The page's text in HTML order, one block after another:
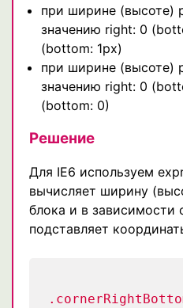
при ширине (высоте)
значению right: 0
(bottom: 1px)
при ширине (высоте)
значению right: 0
(bottom: 0)
Решение
Для IE6 используем
вычисляет ширину
блока и в зависимости
подставляет